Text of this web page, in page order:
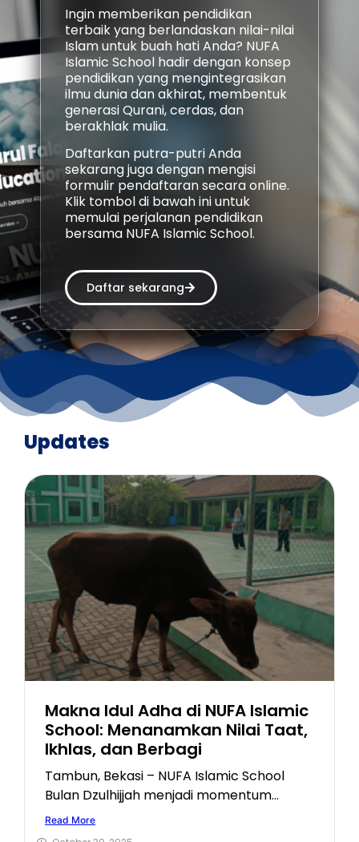
Ingin memberikan pendidikan
terbaik yang berlandaskan nilai-nilai
Islam untuk buah hati Anda? NUFA
Islamic School hadir dengan konsep
pendidikan yang mengintegrasikan
ilmu dunia dan akhirat, membentuk
generasi Qurani, cerdas, dan
berakhlak mulia.
Daftarkan putra-putri Anda
sekarang juga dengan mengisi
formulir pendaftaran secara online.
Klik tombol di bawah ini untuk
memulai perjalanan pendidikan
bersama NUFA Islamic School.
Daftar sekarang
Updates
Makna Idul Adha di NUFA Islamic
School: Menanamkan Nilai Taat,
Ikhlas, dan Berbagi
Tambun, Bekasi – NUFA Islamic School
Bulan Dzulhijjah menjadi momentum...
Read More